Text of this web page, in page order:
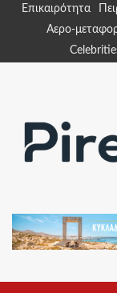
Επικαιρότητα
Αερο-